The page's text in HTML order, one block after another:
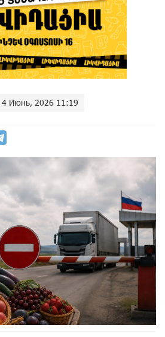
4 Июнь, 2026 11:19